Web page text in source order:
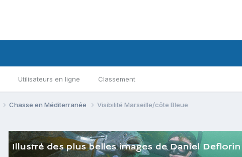
Utilisateurs en ligne Classement
Chasse en Méditerranée Visibilité Marseille/côte Bleue